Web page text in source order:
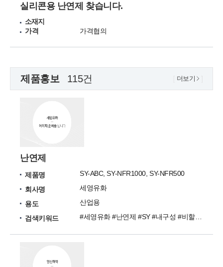
실리콘용 난연제 찾습니다.
소재지
가격
가격협의
제품홍보 115건 더보기
난연제
제품명
SY-ABC, SY-NFR1000, SY-NFR500
회사명
세영유화
용도
산업용
검색키워드
#세영유화 #난연제 #SY #내구성 #비할로겐